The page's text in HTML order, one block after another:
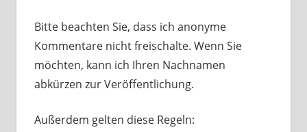
Bitte beachten Sie, dass ich anonyme
Kommentare nicht freischalte. Wenn Sie
möchten, kann ich Ihren Nachnamen
abkürzen zur Veröffentlichung.
Außerdem gelten diese Regeln: